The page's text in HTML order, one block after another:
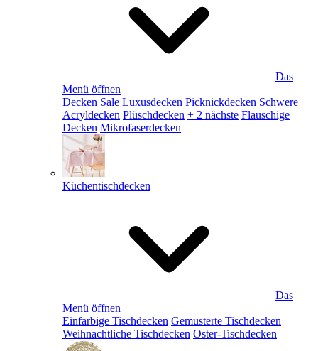
Das
Menü öffnen
Decken Sale Luxusdecken Picknickdecken Schwere
Acryldecken Plüschdecken + 2 nächste Flauschige
Decken Mikrofaserdecken
Küchentischdecken
Das
Menü öffnen
Einfarbige Tischdecken Gemusterte Tischdecken
Weihnachtliche Tischdecken Oster-Tischdecken